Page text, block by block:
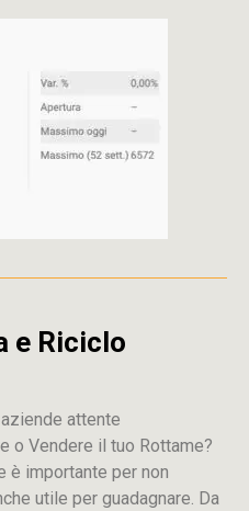
e Riciclo
attente
o Vendere il tuo Rottame?
è importante per non
utile per guadagnare. Da